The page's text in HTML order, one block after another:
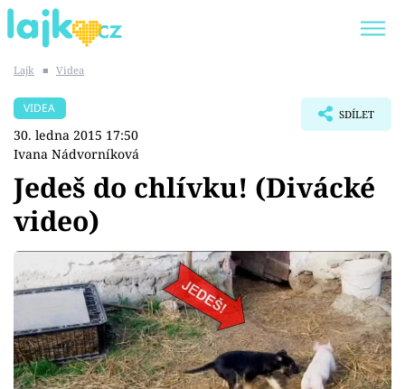
SHOPAHOLICADEL
Témata
Showbyznys
Youtubeři
Virály
Lajk ■ Videa
VIDEA
30. ledna 2015 17:50
Ivana Nádvorníková
SDÍLET
Jedeš do chlívku! (Divácké
video)